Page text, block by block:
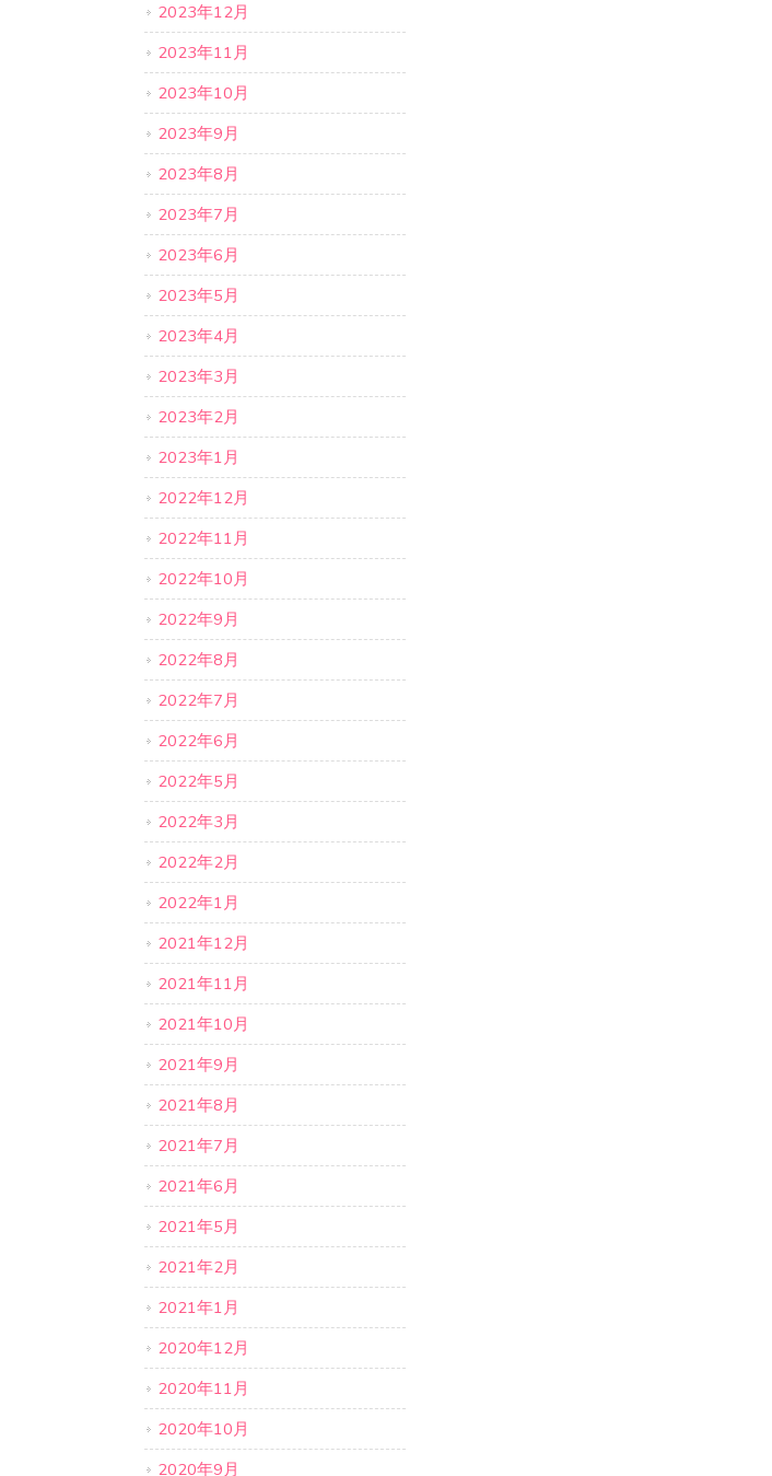
2023年12月
2023年11月
2023年10月
2023年9月
2023年8月
2023年7月
2023年6月
2023年5月
2023年4月
2023年3月
2023年2月
2023年1月
2022年12月
2022年11月
2022年10月
2022年9月
2022年8月
2022年7月
2022年6月
2022年5月
2022年3月
2022年2月
2022年1月
2021年12月
2021年11月
2021年10月
2021年9月
2021年8月
2021年7月
2021年6月
2021年5月
2021年2月
2021年1月
2020年12月
2020年11月
2020年10月
2020年9月